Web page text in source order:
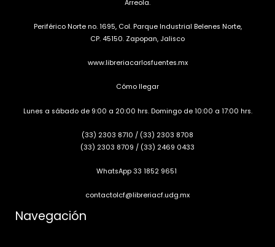
Arreola.
Periférico Norte no. 1695, Col. Parque Industrial Belenes Norte,
CP. 45150. Zapopan, Jalisco
www.libreriacarlosfuentes.mx
Cómo llegar
Lunes a sábado de 9:00 a 20:00 hrs. Domingo de 10:00 a 17:00 hrs.
(33) 2303 8710 / (33) 2303 8708
(33) 2303 8709 / (33) 2469 0433
WhatsApp 33 1852 9651
contactolcf@libreriacf.udg.mx
Navegación